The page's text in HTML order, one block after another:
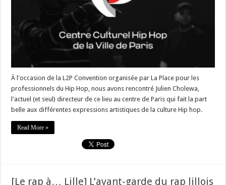
À l'occasion de la L2P Convention organisée par La Place pour les
professionnels du Hip Hop, nous avons rencontré Julien Cholewa,
l'actuel (et seul) directeur de ce lieu au centre de Paris qui fait la part
belle aux différentes expressions artistiques de la culture Hip hop.
Read More »
[Le rap à… Lille] L’avant-garde du rap lillois